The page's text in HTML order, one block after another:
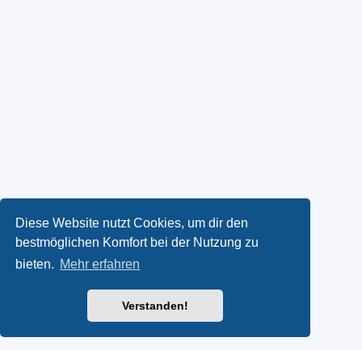
Diese Website nutzt Cookies, um dir den
bestmöglichen Komfort bei der Nutzung zu
bieten. Mehr erfahren
Verstanden!